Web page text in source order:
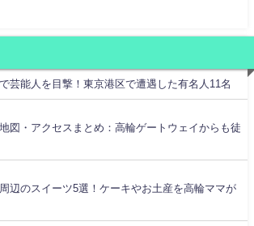
芸能人を目撃！東京港区で遭遇した有名人11名
図・アクセスまとめ：高輪ゲートウェイからも徒
辺のスイーツ5選！ケーキやお土産を高輪ママが